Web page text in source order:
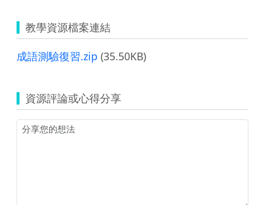
教學資源檔案連結
成語測驗復習.zip (35.50KB)
資源評論或心得分享